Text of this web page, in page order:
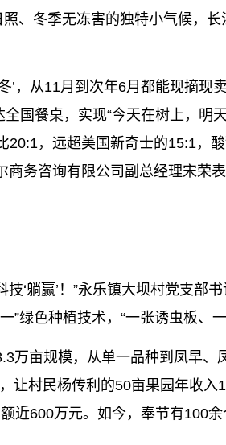
、冬季无冻害的独特小气候
’，从11月到次年6月都能现摘现
国餐桌，实现“今天在树上，明
20:1，远超美国新奇士的15:1，
务咨询有限公司副总经理宋荣表
技‘躺赢’！”永乐镇大坝村党支
”绿色种植技术，“一张诱虫板、
万亩规模，从单一品种到凤早
让村民杨传利的50亩果园年收
近600万元。如今，奉节有100